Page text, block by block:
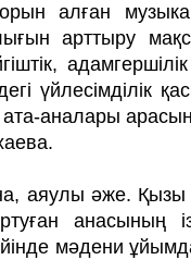
орын алған
арт­­­­­­ты­ру
үйлесімділік
ана­лары
аяулы әже.
анасы­ның
мәдени